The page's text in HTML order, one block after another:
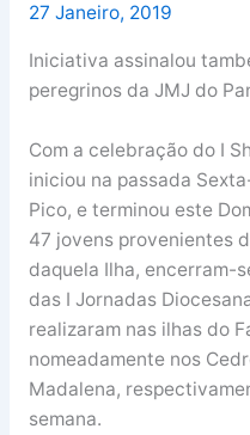
27 Janeiro, 2019
Iniciativa assinalou
peregrinos da JMJ do
Com a celebração do I
iniciou na passada
Pico, e terminou este
47 jovens provenientes
daquela Ilha, encerram-
das I Jornadas
realizaram nas ilhas do
nomeadamente nos
Madalena,
semana.